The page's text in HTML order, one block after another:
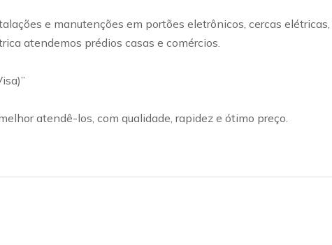
e manutenções em portões eletrônicos, cercas
atendemos prédios casas e comércios.
atendê-los, com qualidade, rapidez e ótimo preço.